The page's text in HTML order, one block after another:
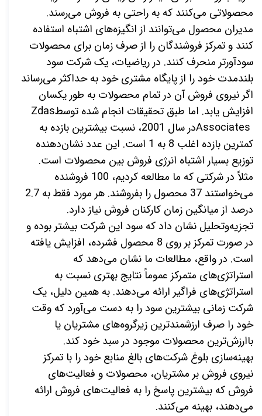
محصولاتی می‌کنند که به راحتی به فروش می‌رسند.
مدیران محصول می‌توانند از انگیزه‌های اشتباه استفاده
کنند و تمرکز فروشندگان را از صرف زمان برای محصولات
سودآورتر منحرف کنند. در ریاضیات، یک شرکت سود
بلندمدت خود را از پایگاه مشتری خود به حداکثر میرساند
اگر نیروی فروش آن در تمام محصولات به طور یکسان
افزایش یابد. اما طبق تحقیقات انجام شده توسطZdas
Associates
در سال 2001، نسبت بیشترین بازده به
کمترین بازده اغلب 8 به 1 است. این عدد نشان‌دهنده
توزیع بسیار اشتباه انرژی فروش بین محصولات است.
مثلاً در شرکتی که ما مطالعه کردیم، 100 فروشنده
می‌خواستند 37 محصول را بفروشند. هر مورد فقط به 2.7
درصد از میانگین زمان کارکنان فروش نیاز دارد.
تجزیه‌وتحلیل نشان داد که سود این شرکت بیشتر بوده و
در صورت تمرکز بر روی 8 محصول فشرده، افزایش یافته
است. در واقع، مطالعات ما نشان می‌دهد که
استراتژیهای متمرکز عموماً نتایج بهتری نسبت به
استراتژیهای فراگیر ارائه میدهند. به همین دلیل، یک
شرکت زمانی بیشترین سود را به دست می‌آورد که وقت
خود را صرف ارزشمندترین زیرگروه‌های مشتریان یا
باارزش‌ترین محصولات موجود در سبد خود کند.
بهینهسازی بلوغ شرکتهای بالغ منابع خود را با تمرکز
نیروی فروش بر مشتریان، محصولات و فعالیتهای
فروش که بیشترین پاسخ را به فعالیتهای فروش ارائه
میدهند، بهینه میکنند.